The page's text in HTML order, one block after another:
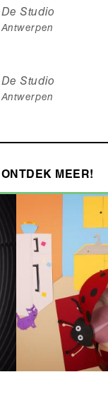
De Studio
Antwerpen
De Studio
Antwerpen
ONTDEK MEER!